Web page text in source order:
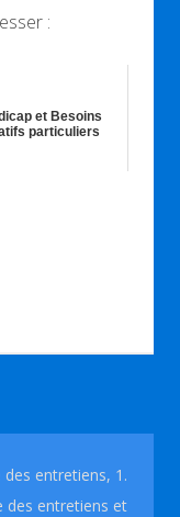
:
et Besoins
particuliers
des entretiens, 1.
des entretiens et